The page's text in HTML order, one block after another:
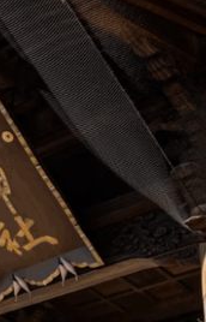
日々の営みに宿る
暮らし
(16post)